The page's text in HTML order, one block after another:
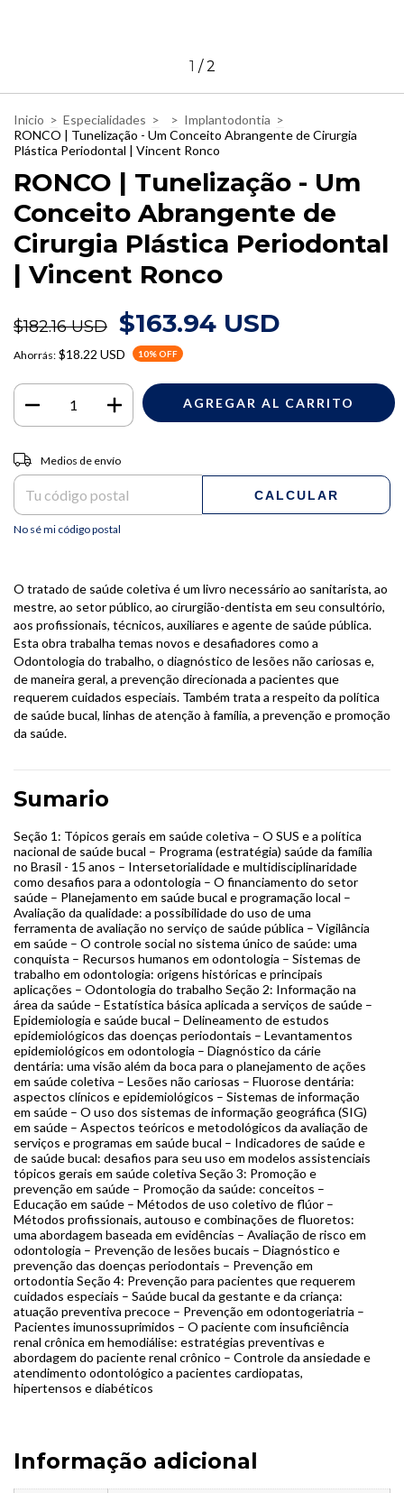
1 /2
Inicio > Especialidades > > Implantodontia >
RONCO | Tunelização - Um Conceito Abrangente de Cirurgia
Plástica Periodontal | Vincent Ronco
RONCO | Tunelização - Um
Conceito Abrangente de
Cirurgia Plástica Periodontal
| Vincent Ronco
$182.16 USD $163.94 USD
Ahorrás: $18.22 USD 10% OFF
Entregas para el CP:
Medios de envío
CALCULAR
No sé mi código postal
O tratado de saúde coletiva é um livro necessário ao sanitarista, ao
mestre, ao setor público, ao cirurgião-dentista em seu consultório,
aos profissionais, técnicos, auxiliares e agente de saúde pública.
Esta obra trabalha temas novos e desafiadores como a
Odontologia do trabalho, o diagnóstico de lesões não cariosas e,
de maneira geral, a prevenção direcionada a pacientes que
requerem cuidados especiais. Também trata a respeito da política
de saúde bucal, linhas de atenção à família, a prevenção e promoção
da saúde.
Sumario
Seção 1: Tópicos gerais em saúde coletiva – O SUS e a política
nacional de saúde bucal – Programa (estratégia) saúde da família
no Brasil - 15 anos – Intersetorialidade e multidisciplinaridade
como desafios para a odontologia – O financiamento do setor
saúde – Planejamento em saúde bucal e programação local –
Avaliação da qualidade: a possibilidade do uso de uma
ferramenta de avaliação no serviço de saúde pública – Vigilância
em saúde – O controle social no sistema único de saúde: uma
conquista – Recursos humanos em odontologia – Sistemas de
trabalho em odontologia: origens históricas e principais
aplicações – Odontologia do trabalho Seção 2: Informação na
área da saúde – Estatística básica aplicada a serviços de saúde –
Epidemiologia e saúde bucal – Delineamento de estudos
epidemiológicos das doenças periodontais – Levantamentos
epidemiológicos em odontologia – Diagnóstico da cárie
dentária: uma visão além da boca para o planejamento de ações
em saúde coletiva – Lesões não cariosas – Fluorose dentária:
aspectos clínicos e epidemiológicos – Sistemas de informação
em saúde – O uso dos sistemas de informação geográfica (SIG)
em saúde – Aspectos teóricos e metodológicos da avaliação de
serviços e programas em saúde bucal – Indicadores de saúde e
de saúde bucal: desafios para seu uso em modelos assistenciais
tópicos gerais em saúde coletiva Seção 3: Promoção e
prevenção em saúde – Promoção da saúde: conceitos –
Educação em saúde – Métodos de uso coletivo de flúor –
Métodos profissionais, autouso e combinações de fluoretos:
uma abordagem baseada em evidências – Avaliação de risco em
odontologia – Prevenção de lesões bucais – Diagnóstico e
prevenção das doenças periodontais – Prevenção em
ortodontia Seção 4: Prevenção para pacientes que requerem
cuidados especiais – Saúde bucal da gestante e da criança:
atuação preventiva precoce – Prevenção em odontogeriatria –
Pacientes imunossuprimidos – O paciente com insuficiência
renal crônica em hemodiálise: estratégias preventivas e
abordagem do paciente renal crônico – Controle da ansiedade e
atendimento odontológico a pacientes cardiopatas,
hipertensos e diabéticos
Informação adicional